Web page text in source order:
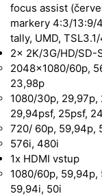
focus assist
markery 4:3/13:9/
tally, UMD,
2x 2K/3G/HD/SD-
2048×1080/60p,
23,98p
1080/30p,
29,94psf, 25psf,
720/ 60p, 59,94p,
576i, 480i
1x HDMI vstup
1080/60p,
59,94i, 50i